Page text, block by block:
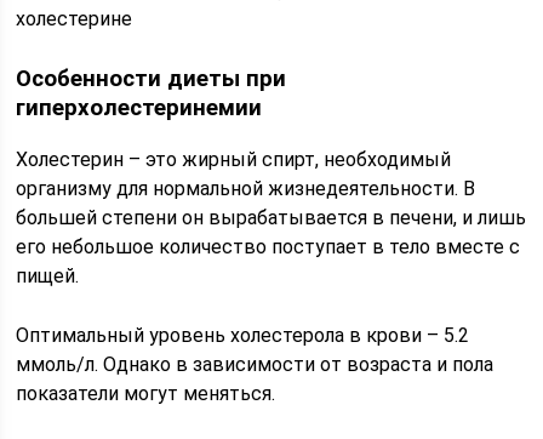
холестерине
Особенности диеты при
гиперхолестеринемии
Холестерин – это жирный спирт, необходимый
организму для нормальной жизнедеятельности. В
большей степени он вырабатывается в печени, и лишь
его небольшое количество поступает в тело вместе с
пищей.
Оптимальный уровень холестерола в крови – 5.2
ммоль/л. Однако в зависимости от возраста и пола
показатели могут меняться.